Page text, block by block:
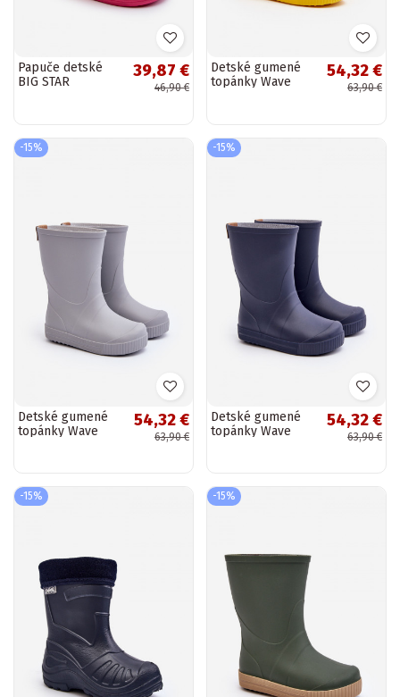
Papuče detské
BIG STAR
39,87 €
46,90 €
Detské gumené
topánky Wave
54,32 €
63,90 €
-15%
Detské gumené
topánky Wave
54,32 €
63,90 €
-15%
Detské gumené
topánky Wave
54,32 €
63,90 €
-15% -15%